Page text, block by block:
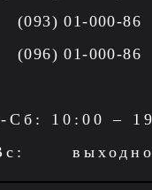
(093) 01-000-86
(096) 01-000-86
Сб: 10:00 –